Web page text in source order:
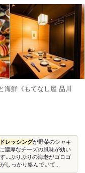
海鮮《もてなし屋 品川
ドレッシングが野菜のシャキ
濃厚なチーズの風味が効い
...ぷりぷりの海老がゴロゴ
がしっかり絡んでいて...